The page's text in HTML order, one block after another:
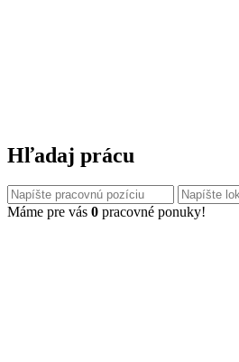
Hľadaj prácu
Máme pre vás 0 pracovné ponuky!